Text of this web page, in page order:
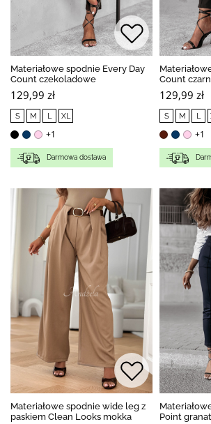
Materiałowe spodnie Every Day
Count czekoladowe
129,99 zł
S M L XL
+1
Darmowa dostawa
Count
129,99 zł
S M L
+1
Materiałowe spodnie wide leg z
paskiem Clean Looks mokka
Point